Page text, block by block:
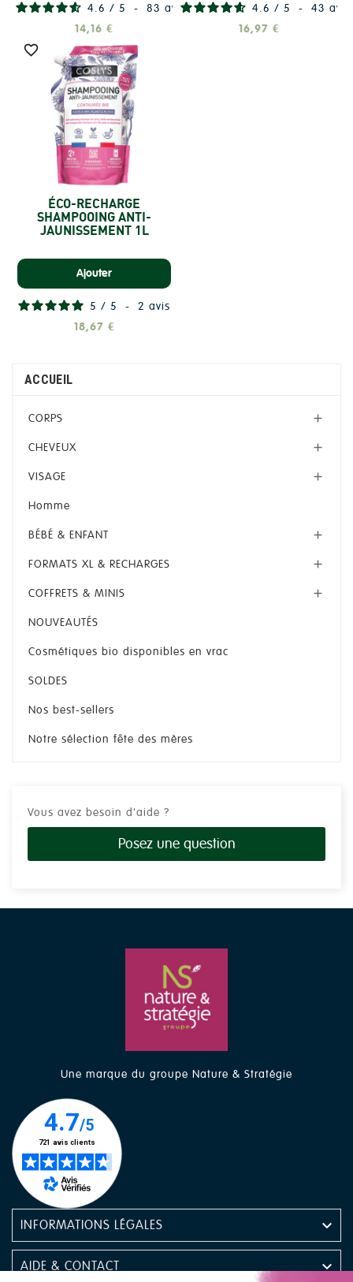
4.6 / 5 - 83 avis
14,16 €
4.6 / 5 - 43 avis
16,97 €

ÉCO-RECHARGE
SHAMPOOING ANTI-
JAUNISSEMENT 1L
Ajouter
5 / 5 - 2 avis
18,67 €
ACCUEIL
CORPS 
CHEVEUX 
VISAGE 
Homme
BÉBÉ & ENFANT 
FORMATS XL & RECHARGES 
COFFRETS & MINIS 
NOUVEAUTÉS
Cosmétiques bio disponibles en vrac
SOLDES
Nos best-sellers
Notre sélection fête des mères
Vous avez besoin d'aide ?
Posez une question
Une marque du groupe Nature & Stratégie
INFORMATIONS LÉGALES 
AIDE & CONTACT 